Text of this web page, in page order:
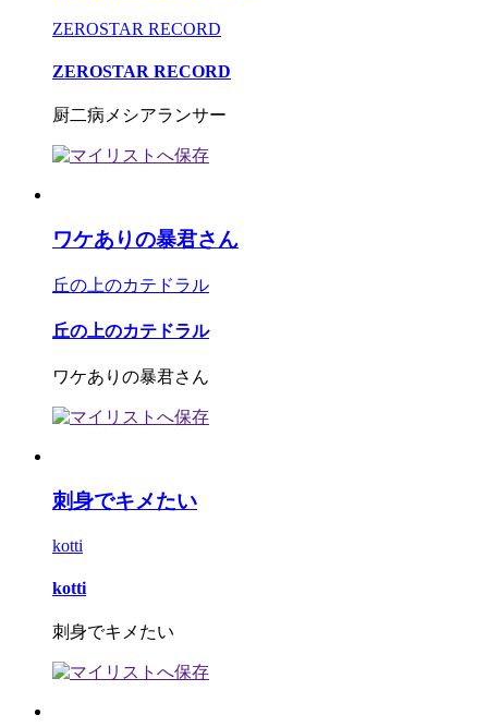
ZEROSTAR RECORD
ZEROSTAR RECORD
厨二病メシアランサー
ワケありの暴君さん
丘の上のカテドラル
丘の上のカテドラル
ワケありの暴君さん
刺身でキメたい
kotti
kotti
刺身でキメたい